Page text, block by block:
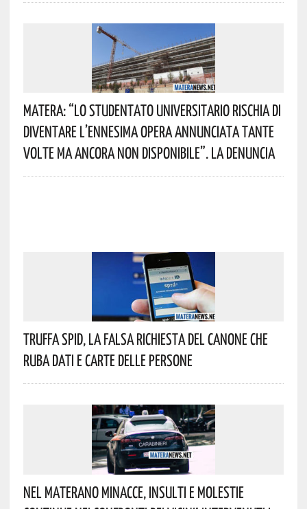
Matera: “Lo Studentato Universitario Rischia Di
Diventare L’ennesima Opera Annunciata Tante
Volte Ma Ancora Non Disponibile”. La Denuncia
Truffa Spid, La Falsa Richiesta Del Canone Che
Ruba Dati E Carte Delle Persone
Nel Materano Minacce, Insulti E Molestie